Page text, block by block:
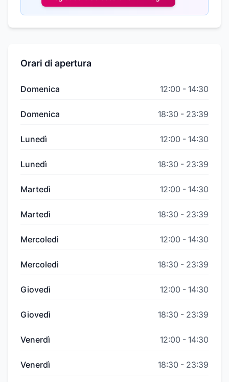
Orari di apertura
Domenica 12:00 - 14:30
Domenica 18:30 - 23:39
Lunedì 12:00 - 14:30
Lunedì 18:30 - 23:39
Martedì 12:00 - 14:30
Martedì 18:30 - 23:39
Mercoledì 12:00 - 14:30
Mercoledì 18:30 - 23:39
Giovedì 12:00 - 14:30
Giovedì 18:30 - 23:39
Venerdì 12:00 - 14:30
Venerdì 18:30 - 23:39